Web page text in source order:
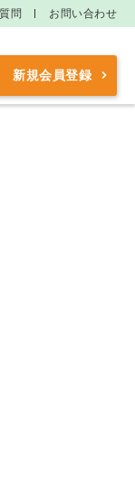
問 お問い合わせ
新規会員登録